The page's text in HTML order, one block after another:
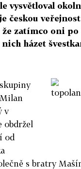
vysvětloval
českou
zatímco oni po
házet
v
obdržel
od
s bratry